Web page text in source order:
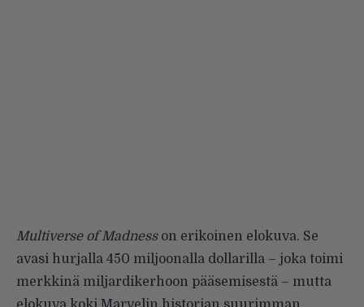
Multiverse of Madnesson erikoinen elokuva. Se
avasi hurjalla 450 miljoonalla dollarilla – joka toimi
merkkinä miljardikerhoon pääsemisestä – mutta